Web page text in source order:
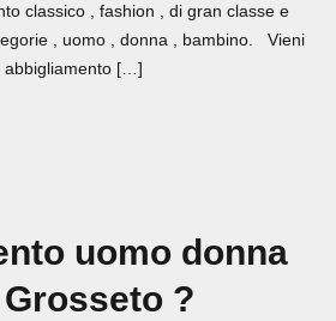
classico , fashion , di gran classe e
, uomo , donna , bambino. Vieni
abbigliamento […]
uomo donna
?